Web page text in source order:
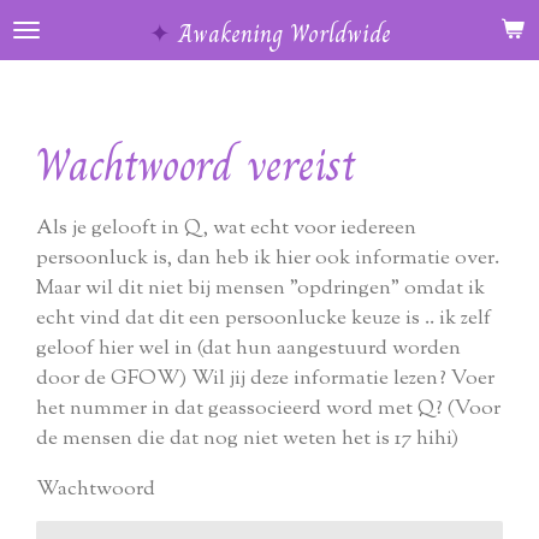
Ga
direct
hoofdinhoud
✦ Awakening Worldwide
Wachtwoord vereist
Als je gelooft in Q, wat echt voor iedereen
persoonluck is, dan heb ik hier ook informatie over.
Maar wil dit niet bij mensen "opdringen" omdat ik
echt vind dat dit een persoonlucke keuze is .. ik zelf
geloof hier wel in (dat hun aangestuurd worden
door de GFOW) Wil jij deze informatie lezen? Voer
het nummer in dat geassocieerd word met Q? (Voor
de mensen die dat nog niet weten het is 17 hihi)
Wachtwoord